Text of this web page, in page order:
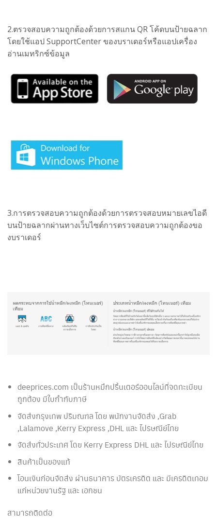
2.ตรวจสอบความถูกต้องด้วยการสแกน QR โค้ดบนป้ายฉลาก
โดยใช้แอป SupportCenter ของบราเดอร์หรือแอปเครื่อง
อ่านเมทริกซ์ข้อมูล
3.การตรวจสอบความถูกต้องด้วยการตรวจสอบหมายเลขไอดี
บนป้ายฉลากผ่านทางเว็บไซต์การตรวจสอบความถูกต้องขอ
งบราเดอร์
deeprices.com เป็นร้านหมึกปริ้นเตอร์ออนไลน์ที่จดทะเบียน
ถูกต้อง มีใบกำกับภาษี
จัดส่งกรุงเทพ ปริมณฑล โดย พนักงานจัดส่ง ,Grab
,Lalamove ,Kerry Express ,DHL และ ไปรษณีย์ไทย
จัดส่งทั่วประเทศ โดย Kerry Express DHL และ ไปรษณีย์ไทย
สินค้าเป็นของแท้
โอนเงินก่อนจัดส่ง ผ่านธนาคาร บัตรเครดิต และ มีเครดิตเทอม
แก่หน่วยงานรัฐ และ เอกชน
สามารถติดต่อ